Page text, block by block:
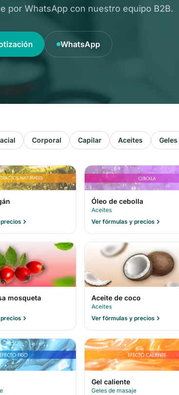
por WhatsApp con nuestro equipo B2B.
WhatsApp
Corporal Capilar Aceites
Óleo de cebolla
Aceites
Ver fórmulas y precios
mosqueta Aceite de coco
Aceites
Ver fórmulas y precios
Gel caliente
Geles de masaje